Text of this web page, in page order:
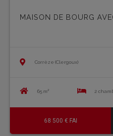
MAISON DE BOURG
Corrèze (Clergoux)
65 m² 2
68 500 € FAI